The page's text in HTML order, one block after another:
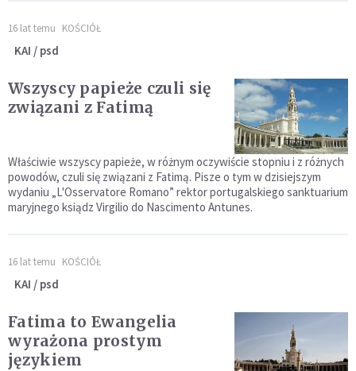
16 lat temu KOŚCIÓŁ
KAI / psd
Wszyscy papieże czuli się
związani z Fatimą
Właściwie wszyscy papieże, w różnym oczywiście stopniu i z różnych
powodów, czuli się związani z Fatimą. Pisze o tym w dzisiejszym
wydaniu „L'Osservatore Romano” rektor portugalskiego sanktuarium
maryjnego ksiądz Virgilio do Nascimento Antunes.
16 lat temu KOŚCIÓŁ
KAI / psd
Fatima to Ewangelia
wyrażona prostym
językiem